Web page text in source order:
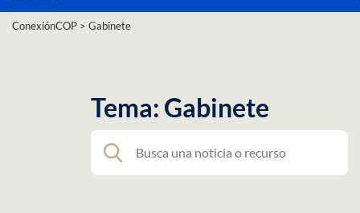
ConexiónCOP > Gabinete
Tema: Gabinete